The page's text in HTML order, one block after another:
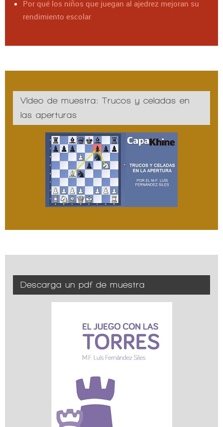
Por qué los niños que juegan al ajedrez mejoran su
rendimiento escolar
Vídeo de muestra: Trucos y celadas en
las aperturas
Descarga un pdf de muestra